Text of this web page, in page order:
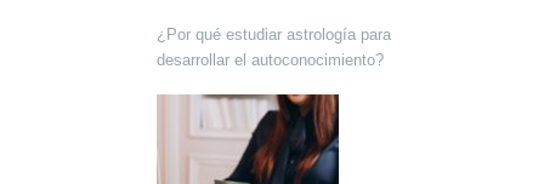
¿Por qué estudiar astrología para
desarrollar el autoconocimiento?